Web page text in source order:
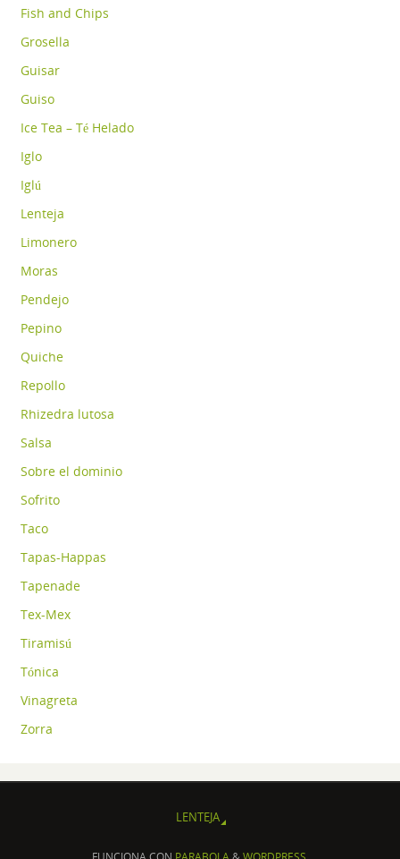
Fish and Chips
Grosella
Guisar
Guiso
Ice Tea – Té Helado
Iglo
Iglú
Lenteja
Limonero
Moras
Pendejo
Pepino
Quiche
Repollo
Rhizedra lutosa
Salsa
Sobre el dominio
Sofrito
Taco
Tapas-Happas
Tapenade
Tex-Mex
Tiramisú
Tónica
Vinagreta
Zorra
LENTEJA